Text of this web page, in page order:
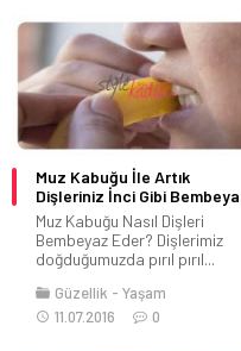
Muz Kabuğu İle Artık
Dişleriniz İnci Gibi
Muz Kabuğu Nasıl Dişleri
Bembeyaz Eder? Dişlerimiz
doğduğumuzda pırıl pırıl...
Güzellik
Yaşam
11.07.2016
0